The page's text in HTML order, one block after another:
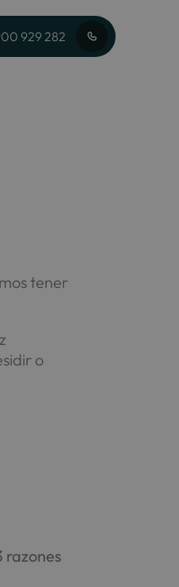
929 282
tener
o
razones